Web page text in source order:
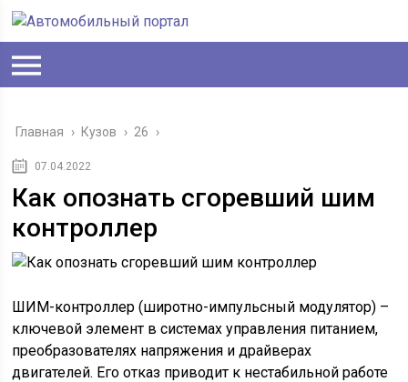
Главная › Кузов › 26 ›
07.04.2022
Как опознать сгоревший шим
контроллер
ШИМ-контроллер (широтно-импульсный модулятор) –
ключевой элемент в системах управления питанием,
преобразователях напряжения и драйверах
двигателей. Его отказ приводит к нестабильной работе